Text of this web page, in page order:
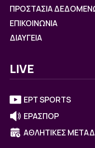
ΠΡΟΣΤΑΣΙΑ
ΕΠΙΚΟΙΝΩΝΙΑ
ΔΙΑΥΓΕΙΑ
LIVE
ΕΡΤ SPORTS
ΕΡΑΣΠΟΡ
ΑΘΛΗΤΙΚΕΣ